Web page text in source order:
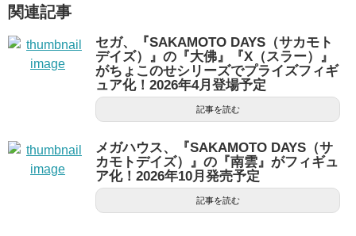
関連記事
セガ、『SAKAMOTO DAYS（サカモト
デイズ）』の『大佛』『X（スラー）』
がちょこのせシリーズでプライズフィギ
ュア化！2026年4月登場予定
記事を読む
メガハウス、『SAKAMOTO DAYS（サ
カモトデイズ）』の『南雲』がフィギュ
ア化！2026年10月発売予定
記事を読む